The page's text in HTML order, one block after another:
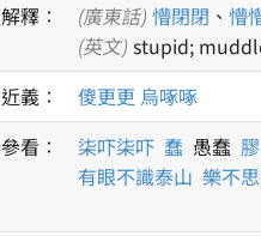
解釋：
(廣東話) 懵閉閉 、 懵
(英文) stupid;
近義：
傻更更 烏啄啄
參看：
柒吓柒吓 蠢 愚蠢 膠
有眼不識泰山 樂不